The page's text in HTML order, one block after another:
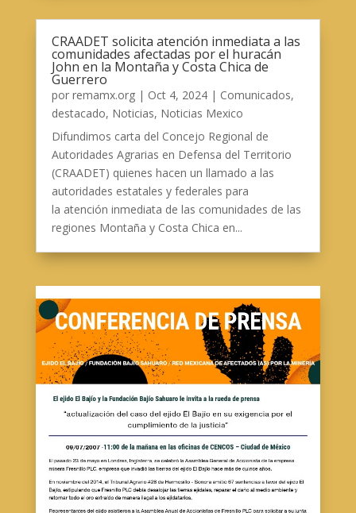
CRAADET solicita atención inmediata a las
comunidades afectadas por el huracán
John en la Montaña y Costa Chica de
Guerrero
por remamx.org| Oct 4, 2024| Comunicados,
destacado, Noticias, Noticias Mexico
Difundimos carta del Concejo Regional de
Autoridades Agrarias en Defensa del Territorio
(CRAADET) quienes hacen un llamado a las
autoridades estatales y federales para
la atención inmediata de las comunidades de las
regiones Montaña y Costa Chica en...